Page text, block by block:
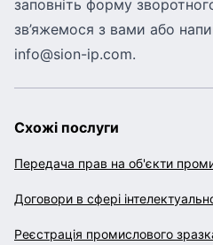
заповніть форму
зв’яжемося з вами або
info@sion-ip.com.
Схожі послуги
Передача прав на об'єкти
Договори в сфері
Реєстрація промислового